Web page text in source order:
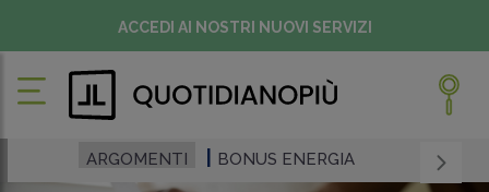
ACCEDI AI NOSTRI NUOVI SERVIZI
ARGOMENTI BONUS ENERGIA